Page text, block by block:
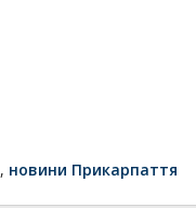
, новини Прикарпаття